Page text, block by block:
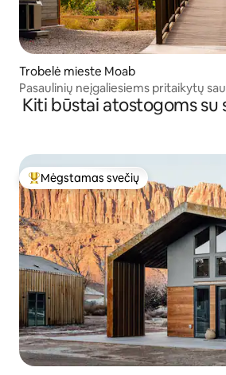
Trobelė mieste Moab
Pasaulinių neįgaliesiems pritaikytų
Šiaurės Moabe
Kiti būstai atostogoms su
Svečių mėgstamiausias
Mėgstamas svečių